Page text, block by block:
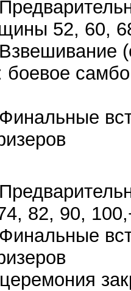
52, 60,
боевое
82, 90,